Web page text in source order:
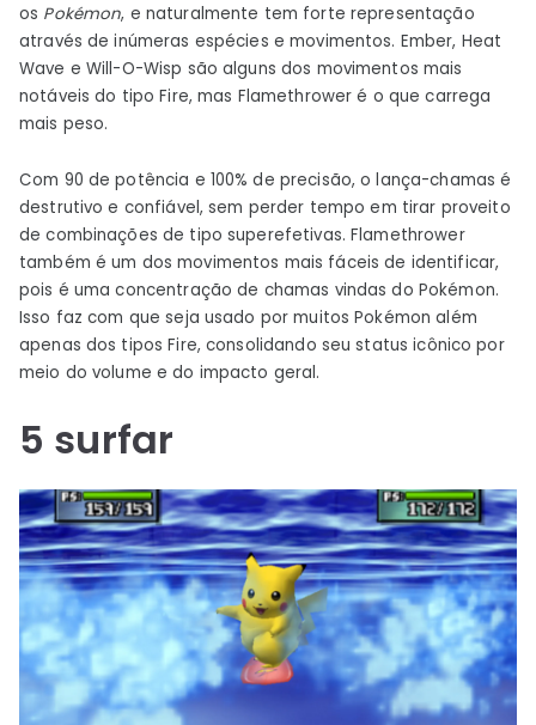
os Pokémon, e naturalmente tem forte representação
através de inúmeras espécies e movimentos. Ember, Heat
Wave e Will-O-Wisp são alguns dos movimentos mais
notáveis ​​do tipo Fire, mas Flamethrower é o que carrega
mais peso.
Com 90 de potência e 100% de precisão, o lança-chamas é
destrutivo e confiável, sem perder tempo em tirar proveito
de combinações de tipo superefetivas. Flamethrower
também é um dos movimentos mais fáceis de identificar,
pois é uma concentração de chamas vindas do Pokémon​​​​​​​​.
Isso faz com que seja usado por muitos Pokémon além
apenas dos tipos Fire, consolidando seu status icônico por
meio do volume e do impacto geral.
5 surfar